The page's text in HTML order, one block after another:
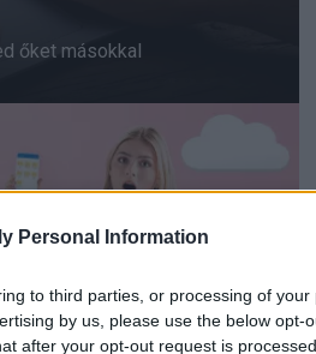
Personal Information
to third parties, or processing of your
by us, please use the below opt-
after your opt-out request is
őket másokkal
19:50